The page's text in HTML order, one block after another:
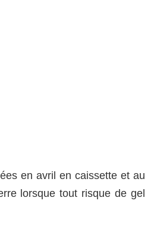
en avril en caissette et au
lorsque tout risque de gel